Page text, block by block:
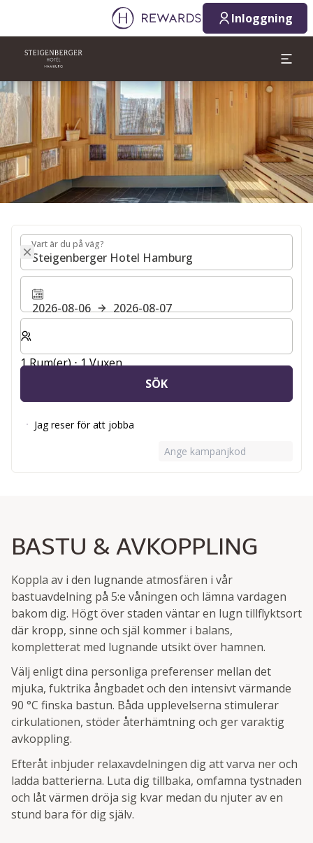
Inloggning
Bild 1 av 1
2026-08-07
1 Rum(er) ⋅ 1 Vuxen
Vart är du på väg?
Vart är du på väg?
2026-08-06
2026-08-07
Välj antal rum och gäster för din vistelse
1 Rum(er) ⋅ 1 Vuxen
SÖK
Jag reser för att jobba
Ange kampanjkod
BASTU & AVKOPPLING
Koppla av i den lugnande atmosfären i vår
bastuavdelning på 5:e våningen och lämna vardagen
bakom dig. Högt över staden väntar en lugn tillflyktsort
där kropp, sinne och själ kommer i balans,
kompletterat med lugnande utsikt över hamnen.
Välj enligt dina personliga preferenser mellan det
mjuka, fuktrika ångbadet och den intensivt värmande
90 °C finska bastun. Båda upplevelserna stimulerar
cirkulationen, stöder återhämtning och ger varaktig
avkoppling.
Efteråt inbjuder relaxavdelningen dig att varva ner och
ladda batterierna. Luta dig tillbaka, omfamna tystnaden
och låt värmen dröja sig kvar medan du njuter av en
stund bara för dig själv.